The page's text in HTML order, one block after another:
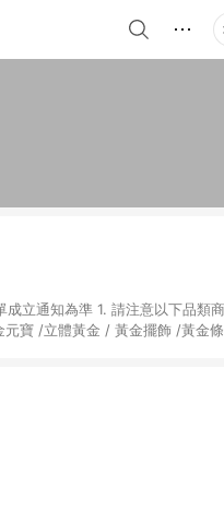
意以下品類商品
寶 /立體黃金 / 黃金擺飾 /黃金條
店名稱者(指定活動店家除外) 3. 訂